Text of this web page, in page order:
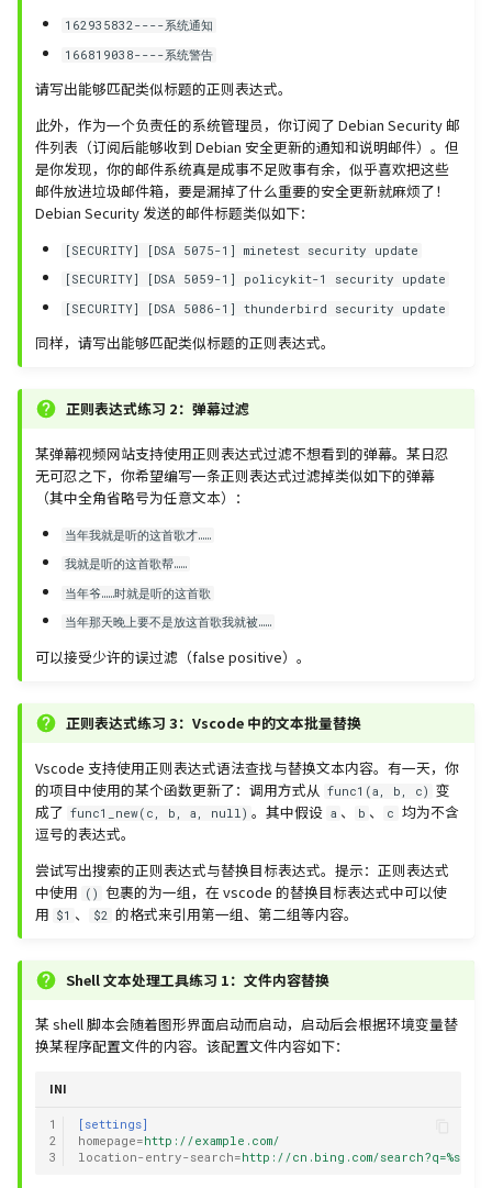
162935832----系统通知
166819038----系统警告
请写出能够匹配类似标题的正则表达式。
此外，作为一个负责任的系统管理员，你订阅了 Debian Security 邮
件列表（订阅后能够收到 Debian 安全更新的通知和说明邮件）。但
是你发现，你的邮件系统真是成事不足败事有余，似乎喜欢把这些
邮件放进垃圾邮件箱，要是漏掉了什么重要的安全更新就麻烦了！
Debian Security 发送的邮件标题类似如下：
[SECURITY] [DSA 5075-1] minetest security update
[SECURITY] [DSA 5059-1] policykit-1 security update
[SECURITY] [DSA 5086-1] thunderbird security update
同样，请写出能够匹配类似标题的正则表达式。
正则表达式练习 2：弹幕过滤
某弹幕视频网站支持使用正则表达式过滤不想看到的弹幕。某日忍
无可忍之下，你希望编写一条正则表达式过滤掉类似如下的弹幕
（其中全角省略号为任意文本）：
当年我就是听的这首歌才……
我就是听的这首歌帮……
当年爷……时就是听的这首歌
当年那天晚上要不是放这首歌我就被……
可以接受少许的误过滤（false positive）。
正则表达式练习 3：Vscode 中的文本批量替换
Vscode 支持使用正则表达式语法查找与替换文本内容。有一天，你
的项目中使用的某个函数更新了：调用方式从 func1(a, b, c) 变
成了 func1_new(c, b, a, null) 。其中假设 a 、 b 、 c 均为不含
逗号的表达式。
尝试写出搜索的正则表达式与替换目标表达式。提示：正则表达式
中使用
() 包裹的为一组，在 vscode 的替换目标表达式中可以使
用 $1 、 $2 的格式来引用第一组、第二组等内容。
Shell 文本处理工具练习 1：文件内容替换
某 shell 脚本会随着图形界面启动而启动，启动后会根据环境变量替
换某程序配置文件的内容。该配置文件内容如下：
INI
1
2
3
[settings]
homepage=http://example.com/
location-entry-search=http://cn.bing.com/search?q=%s